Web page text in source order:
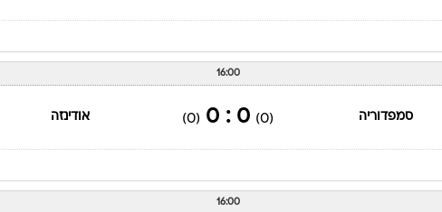
16:00
סמפדוריה (0)
0 : 0
(0) אודינזה
16:00